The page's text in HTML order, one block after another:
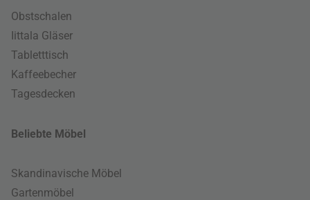
Obstschalen
Iittala Gläser
Tabletttisch
Kaffeebecher
Tagesdecken
Beliebte Möbel
Skandinavische Möbel
Gartenmöbel